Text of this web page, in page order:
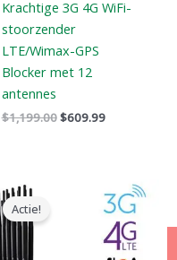
Krachtige 3G 4G WiFi-
stoorzender
LTE/Wimax-GPS
Blocker met 12
antennes
$1,199.00$609.99
Actie!
Prijsklasse:
$569.99
tot
$699.88